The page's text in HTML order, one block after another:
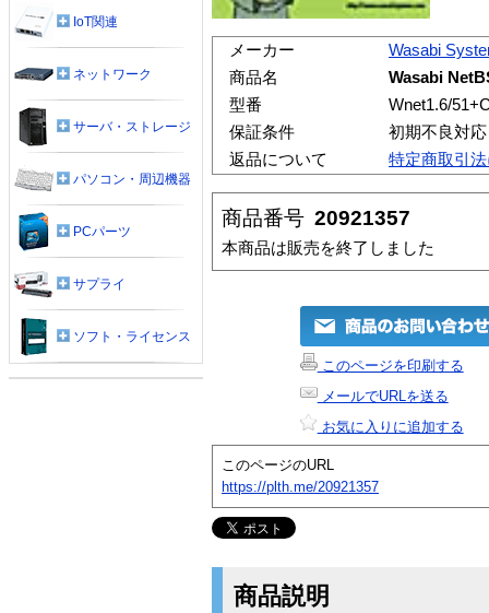
メーカー
Wasabi
商品名
Wasabi
型番
Wnet1.6/
保証条件
初期不良対
返品について
特定商取引
商品番号 20921357
本商品は販売を終了しました
このページを印刷する
メールでURLを送る
お気に入りに追加する
このページのURL
https://plth.me/20921357
商品説明
IoT関連
ネットワーク
サーバ・ストレージ
パソコン・周辺機器
PCパーツ
サプライ
ソフト・ライセンス